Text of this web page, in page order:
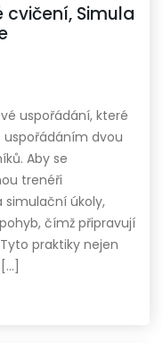
Simula
uspořádání, které
uspořádáním dvou
Aby se
trenéři
úkoly,
čímž připravují
praktiky nejen